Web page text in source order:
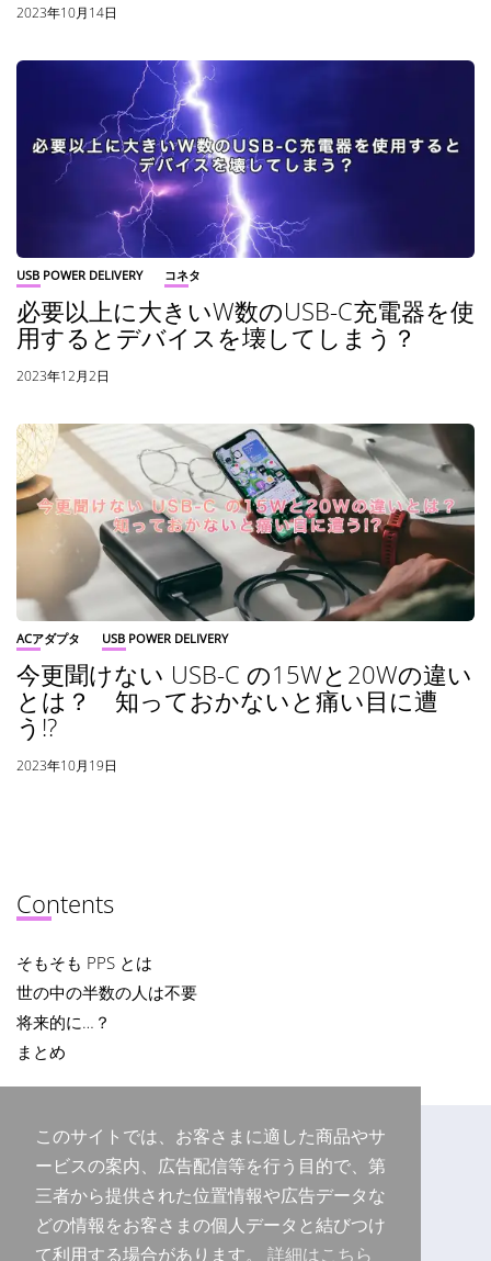
2023年10月14日
USB POWER DELIVERY コネタ
必要以上に大きいW数のUSB-C充電器を使
用するとデバイスを壊してしまう？
2023年12月2日
ACアダプタ USB POWER DELIVERY
今更聞けない USB-C の15Wと20Wの違い
とは？ 知っておかないと痛い目に遭
う!?
2023年10月19日
Contents
そもそも PPS とは
世の中の半数の人は不要
将来的に…？
まとめ
このサイトでは、お客さまに適した商品やサ
ービスの案内、広告配信等を行う目的で、第
三者から提供された位置情報や広告データな
どの情報をお客さまの個人データと結びつけ
て利用する場合があります。 詳細はこちら